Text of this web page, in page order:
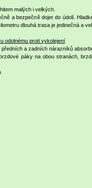
malých i velkých.
a bezpečně dojet do údolí.
dlouhá trasa je jedinečná a
odolnému proti vykolejení
a zadních nárazníků
páky na obou stranách,